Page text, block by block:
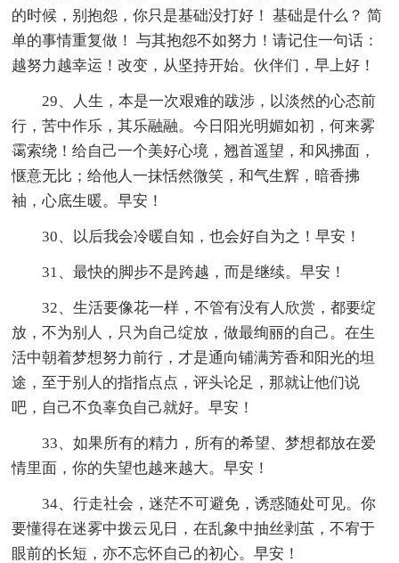
的时候，别抱怨，你只是基础没打好！ 基础是什么？ 简
单的事情重复做！ 与其抱怨不如努力！请记住一句话：
越努力越幸运！改变，从坚持开始。伙伴们，早上好！
29、人生，本是一次艰难的跋涉，以淡然的心态前
行，苦中作乐，其乐融融。今日阳光明媚如初，何来雾
霭索绕！给自己一个美好心境，翘首遥望，和风拂面，
惬意无比；给他人一抹恬然微笑，和气生辉，暗香拂
袖，心底生暖。早安！
30、以后我会冷暖自知，也会好自为之！早安！
31、最快的脚步不是跨越，而是继续。早安！
32、生活要像花一样，不管有没有人欣赏，都要绽
放，不为别人，只为自己绽放，做最绚丽的自己。在生
活中朝着梦想努力前行，才是通向铺满芳香和阳光的坦
途，至于别人的指指点点，评头论足，那就让他们说
吧，自己不负辜负自己就好。早安！
33、如果所有的精力，所有的希望、梦想都放在爱
情里面，你的失望也越来越大。早安！
34、行走社会，迷茫不可避免，诱惑随处可见。你
要懂得在迷雾中拨云见日，在乱象中抽丝剥茧，不宥于
眼前的长短，亦不忘怀自己的初心。早安！